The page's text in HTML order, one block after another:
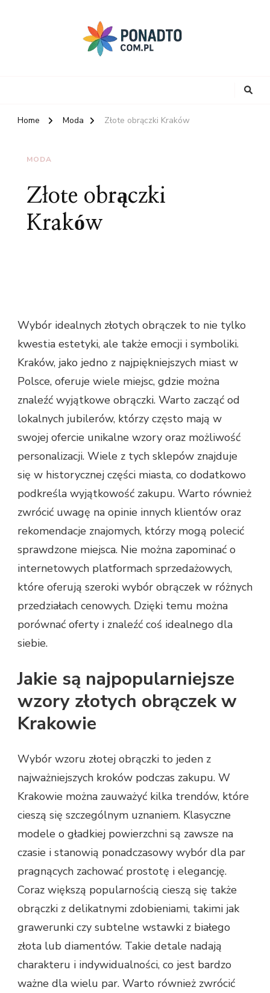
Home Moda Złote obrączki Kraków
MODA
Złote obrączki
Kraków
Wybór idealnych złotych obrączek to nie tylko
kwestia estetyki, ale także emocji i symboliki.
Kraków, jako jedno z najpiękniejszych miast w
Polsce, oferuje wiele miejsc, gdzie można
znaleźć wyjątkowe obrączki. Warto zacząć od
lokalnych jubilerów, którzy często mają w
swojej ofercie unikalne wzory oraz możliwość
personalizacji. Wiele z tych sklepów znajduje
się w historycznej części miasta, co dodatkowo
podkreśla wyjątkowość zakupu. Warto również
zwrócić uwagę na opinie innych klientów oraz
rekomendacje znajomych, którzy mogą polecić
sprawdzone miejsca. Nie można zapominać o
internetowych platformach sprzedażowych,
które oferują szeroki wybór obrączek w różnych
przedziałach cenowych. Dzięki temu można
porównać oferty i znaleźć coś idealnego dla
siebie.
Jakie są najpopularniejsze
wzory złotych obrączek w
Krakowie
Wybór wzoru złotej obrączki to jeden z
najważniejszych kroków podczas zakupu. W
Krakowie można zauważyć kilka trendów, które
cieszą się szczególnym uznaniem. Klasyczne
modele o gładkiej powierzchni są zawsze na
czasie i stanowią ponadczasowy wybór dla par
pragnących zachować prostotę i elegancję.
Coraz większą popularnością cieszą się także
obrączki z delikatnymi zdobieniami, takimi jak
grawerunki czy subtelne wstawki z białego
złota lub diamentów. Takie detale nadają
charakteru i indywidualności, co jest bardzo
ważne dla wielu par. Warto również zwrócić